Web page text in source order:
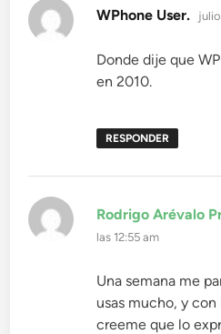
WPhone User.
Donde dije que
en 2010.
RESPONDER
Rodrigo Arévalo
las 12:55 am
Una semana me
usas mucho, y
creeme que lo